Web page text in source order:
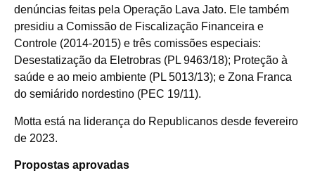
denúncias feitas pela Operação Lava Jato. Ele também
presidiu a Comissão de Fiscalização Financeira e
Controle (2014-2015) e três comissões especiais:
Desestatização da Eletrobras (PL 9463/18); Proteção à
saúde e ao meio ambiente (PL 5013/13); e Zona Franca
do semiárido nordestino (PEC 19/11).
Motta está na liderança do Republicanos desde fevereiro
de 2023.
Propostas aprovadas